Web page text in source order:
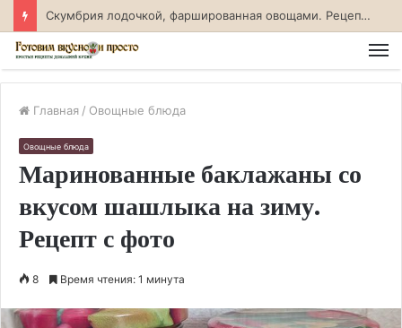
Скумбрия лодочкой, фаршированная овощами. Рецепт с фото
Главная / Овощные блюда
Овощные блюда
Маринованные баклажаны со
вкусом шашлыка на зиму.
Рецепт с фото
8 Время чтения: 1 минута